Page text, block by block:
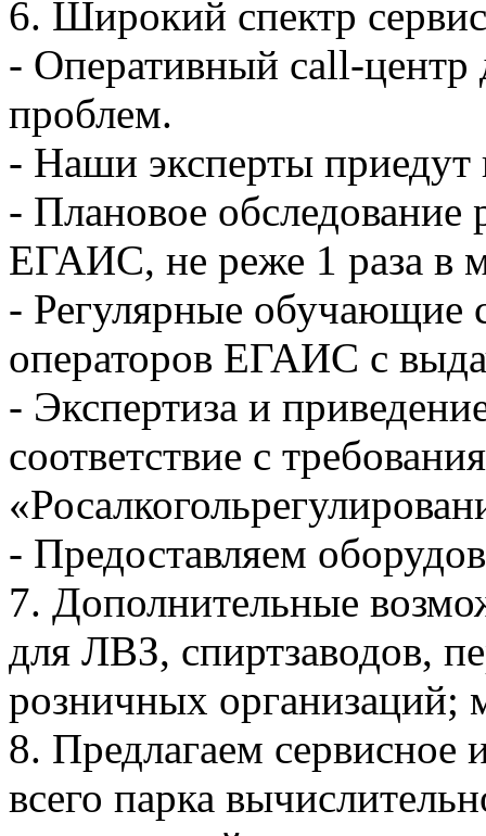
6. Широкий спектр
- Оперативный call-центр
проблем.
- Наши эксперты
- Плановое обследование
ЕГАИС, не реже 1 раза в
- Регулярные обучающие
операторов ЕГАИС с
- Экспертиза и
соответствие с
- Предоставляем
7. Дополнительные
для ЛВЗ, спиртзаводов,
розничных организаций;
8. Предлагаем сервисное
всего парка